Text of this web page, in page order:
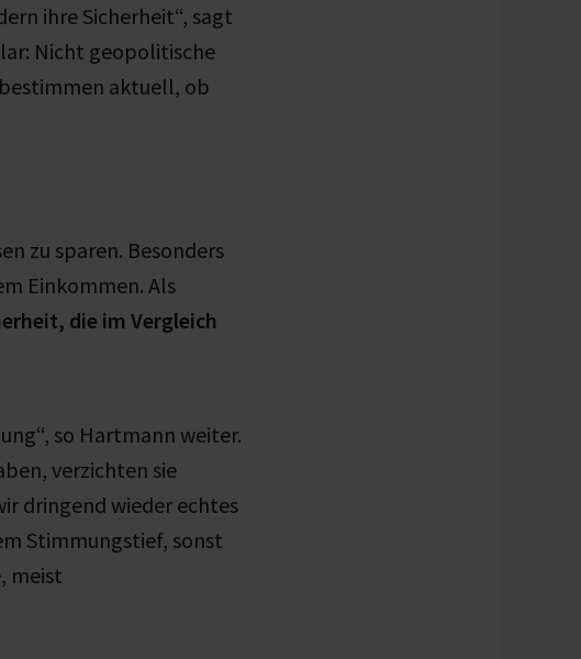
ihre Sicherheit“, sagt
Nicht geopolitische
aktuell, ob
zu sparen. Besonders
Einkommen. Als
die im Vergleich
so Hartmann weiter.
verzichten sie
dringend wieder echtes
Stimmungstief, sonst
meist